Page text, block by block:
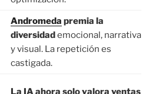
Andromeda premia la
diversidademocional, narrativa
y visual. La repetición es
castigada.
La IA ahora solo valora ventas